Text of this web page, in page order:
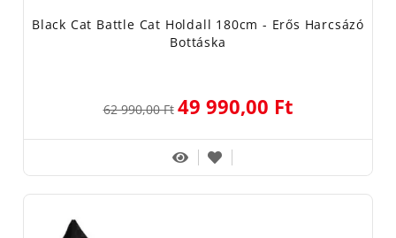
Black Cat Battle Cat Holdall 180cm - Erős Harcsázó
Bottáska
62 990,00 Ft 49 990,00 Ft